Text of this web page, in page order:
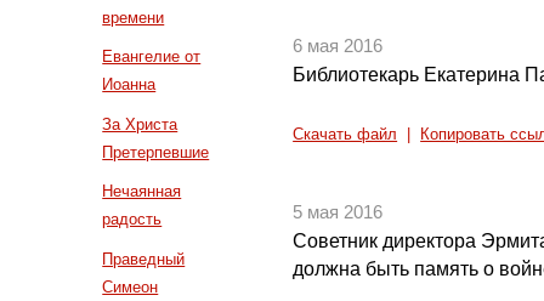
времени
Евангелие от
Иоанна
За Христа
Претерпевшие
Нечаянная
радость
Праведный
Симеон
6 мая 2016
Библиотекарь Екатерина
Скачать файл Копировать
5 мая 2016
Советник директора
должна быть память о